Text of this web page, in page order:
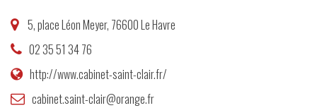
5, place Léon Meyer, 76600 Le Havre
02 35 51 34 76
http://www.cabinet-saint-clair.fr/
cabinet.saint-clair@orange.fr